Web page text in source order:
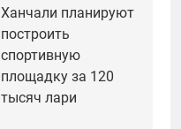
Ханчали планируют
построить
спортивную
площадку за 120
тысяч лари